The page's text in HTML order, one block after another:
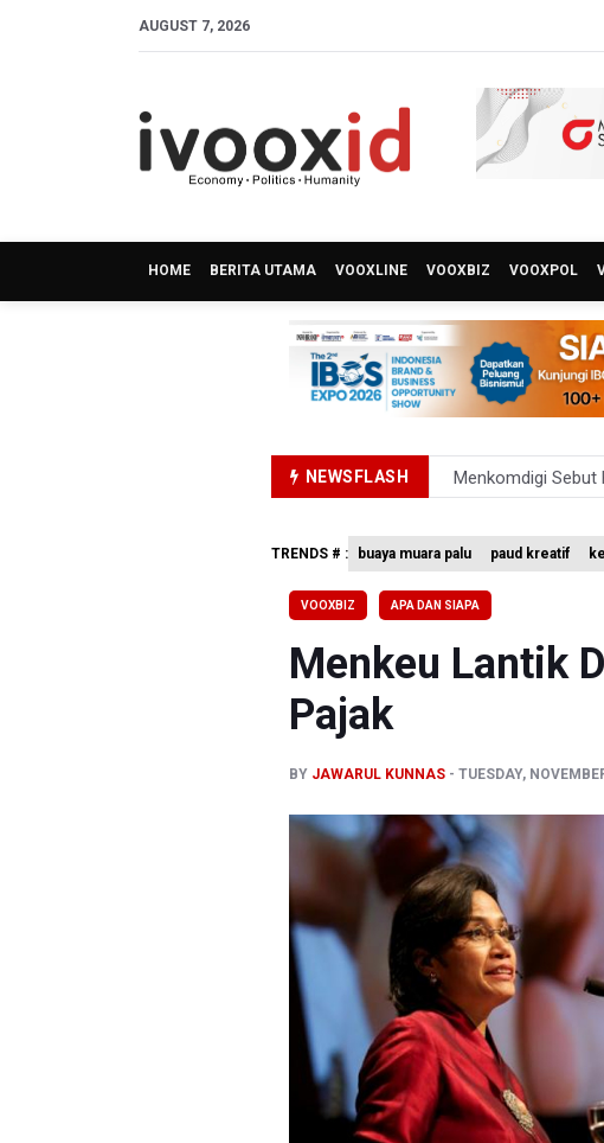
AUGUST 7, 2026
HOME BERITA UTAMA VOOXLINE VOOXBIZ VOOXPOL
NEWSFLASH
Perumnas Bangun
Pemerintah
Pendakian Gunung
Menkomdigi Sebut
TRENDS # : buaya muara palu paud kreatif
VOOXBIZ APA DAN SIAPA
Menkeu Lantik
Pajak
BY JAWARUL KUNNAS TUESDAY,